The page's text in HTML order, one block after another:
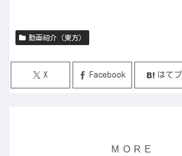
動画紹介（東方）
X Facebook はてブ